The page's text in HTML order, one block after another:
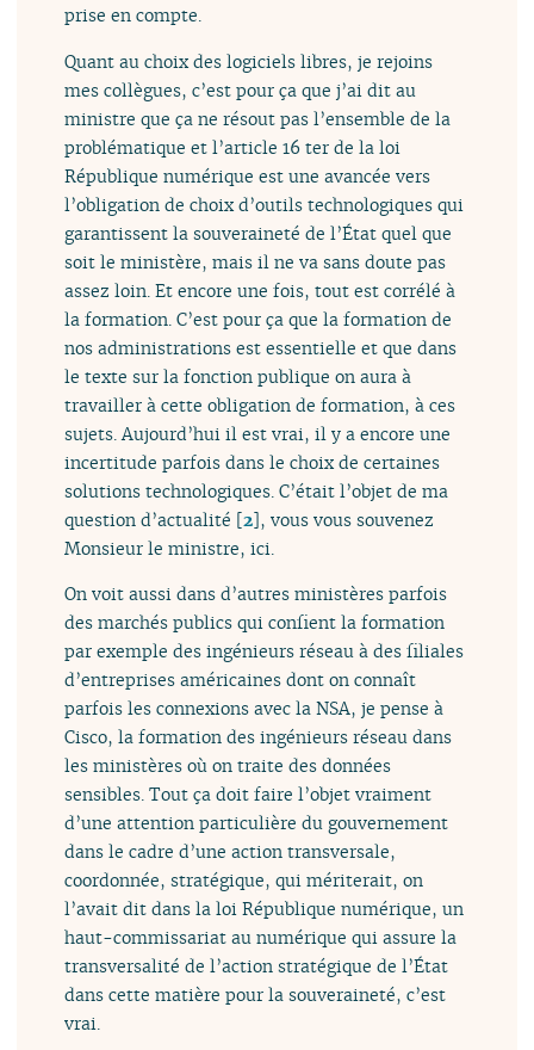
prise en compte.
Quant au choix des logiciels libres, je rejoins
mes collègues, c’est pour ça que j’ai dit au
ministre que ça ne résout pas l’ensemble de la
problématique et l’article 16 ter de la loi
République numérique est une avancée vers
l’obligation de choix d’outils technologiques qui
garantissent la souveraineté de l’État quel que
soit le ministère, mais il ne va sans doute pas
assez loin. Et encore une fois, tout est corrélé à
la formation. C’est pour ça que la formation de
nos administrations est essentielle et que dans
le texte sur la fonction publique on aura à
travailler à cette obligation de formation, à ces
sujets. Aujourd’hui il est vrai, il y a encore une
incertitude parfois dans le choix de certaines
solutions technologiques. C’était l’objet de ma
question d’actualité [2], vous vous souvenez
Monsieur le ministre, ici.
On voit aussi dans d’autres ministères parfois
des marchés publics qui confient la formation
par exemple des ingénieurs réseau à des filiales
d’entreprises américaines dont on connaît
parfois les connexions avec la NSA, je pense à
Cisco, la formation des ingénieurs réseau dans
les ministères où on traite des données
sensibles. Tout ça doit faire l’objet vraiment
d’une attention particulière du gouvernement
dans le cadre d’une action transversale,
coordonnée, stratégique, qui mériterait, on
l’avait dit dans la loi République numérique, un
haut-commissariat au numérique qui assure la
transversalité de l’action stratégique de l’État
dans cette matière pour la souveraineté, c’est
vrai.